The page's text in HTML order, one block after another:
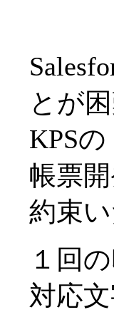
とが
KPSの
帳票
約束い
１回
対応